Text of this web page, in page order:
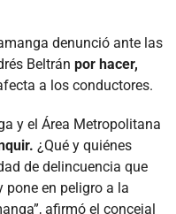
denunció ante las
Beltrán por hacer,
a los conductores.
y el Área Metropolitana
¿Qué y quiénes
de delincuencia que
en peligro a la
afirmó el concejal